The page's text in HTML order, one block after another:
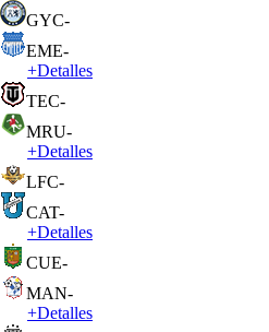
GYC-
EME-
+Detalles
TEC-
MRU-
+Detalles
LFC-
CAT-
+Detalles
CUE-
MAN-
+Detalles